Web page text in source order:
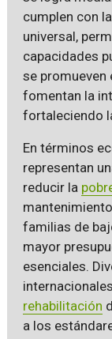
cumplen con
universal,
capacidades
se
fomentan la
fortaleciendo
En términos
representan
reducir la
familias de
mayor
esenciales.
rehabilitación
a los